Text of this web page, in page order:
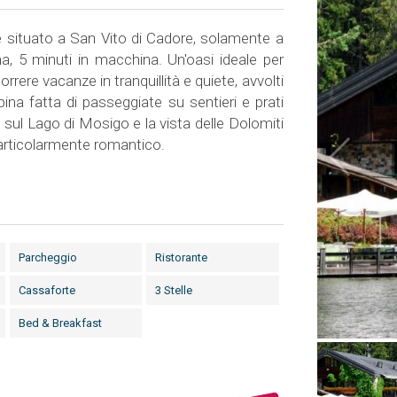
situato a San Vito di Cadore, solamente a
5 minuti in macchina. Un'oasi ideale per
vacanze in tranquillità e quiete, avvolti
fatta di passeggiate su sentieri e prati
Lago di Mosigo e la vista delle Dolomiti
romantico.
Parcheggio Ristorante
Cassaforte 3 Stelle
Bed & Breakfast